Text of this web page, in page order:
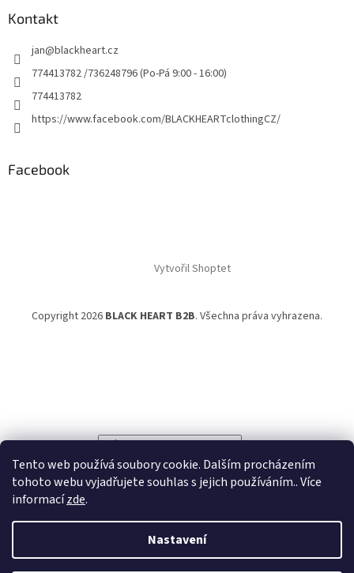
Tento web používá soubory cookie. Dalším procházením
tohoto webu vyjadřujete souhlas s jejich používáním.. Více
informacízde.
Nastavení
Kontakt
jan@blackheart.cz
774413782 /736248796 (Po-Pá 9:00 - 16:00)
774413782
https://www.facebook.com/BLACKHEARTclothingCZ/
Facebook
Vytvořil Shoptet
Copyright 2026 BLACK HEART B2B. Všechna práva vyhrazena.
Powered by Translate